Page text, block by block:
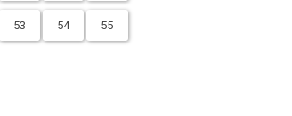
53 54 55